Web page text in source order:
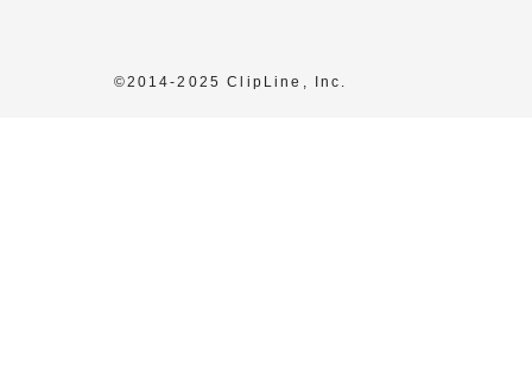
©2014-2025 ClipLine, Inc.